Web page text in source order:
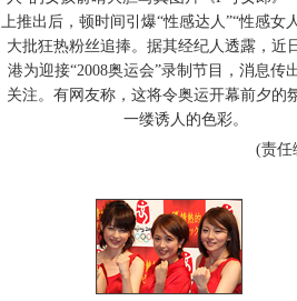
上推出后，顿时间引爆“性感达人”“性感女
大批狂热粉丝追捧。据其经纪人透露，近
港为迎接“2008奥运会”录制节目，消息传
关注。有网友称，这将令奥运开幕前夕的
一缕诱人的色彩。
(责任